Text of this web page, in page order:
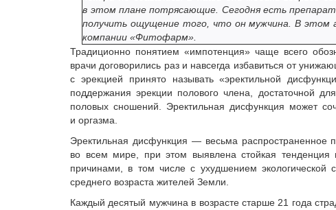
в этом плане потрясающие. Сегодня есть
получить ощущение того, что он мужчина. В этом
компании «Фитофарм».
Традиционно понятием «импотенция» чаще всего
врачи договорились раз и навсегда избавиться от
с эрекцией принято называть «эректильной
поддержания эрекции полового члена, достаточной
половых сношений. Эректильная дисфункция может
и оргазма.
Эректильная дисфункция — весьма распространенное
во всем мире, при этом выявлена стойкая тенденция
причинами, в том числе с ухудшением экологической
среднего возраста жителей Земли.
Каждый десятый мужчина в возрасте старше 21 года